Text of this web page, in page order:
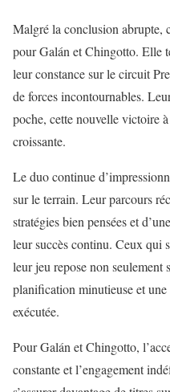
Malgré la conclusion abrupte,
pour Galán et Chingotto. Elle
leur constance sur le circuit
de forces incontournables.
poche, cette nouvelle victoire
croissante.
Le duo continue
sur le terrain. Leur parcours
stratégies bien pensées et
leur succès continu. Ceux qui
leur jeu repose non seulement
planification minutieuse et
exécutée.
Pour Galán et Chingotto,
constante et l’engagement